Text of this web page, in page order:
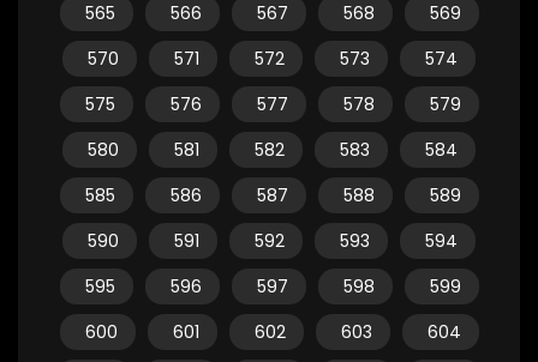
565
566 567 568
569
570
571 572 573
574
575
576 577 578
579
580
581 582 583
584
585
586 587 588
589
590
591 592 593
594
595
596 597 598
599
600
601 602 603
604